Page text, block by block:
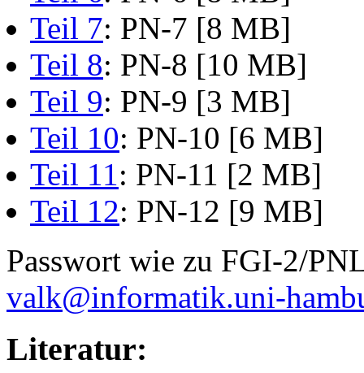
Teil 7: PN-7 [8 MB]
Teil 8: PN-8 [10 MB]
Teil 9: PN-9 [3 MB]
Teil 10: PN-10 [6 MB]
Teil 11: PN-11 [2 MB]
Teil 12: PN-12 [9 MB]
Passwort wie zu FGI-2/
valk@informatik.uni-
Literatur: